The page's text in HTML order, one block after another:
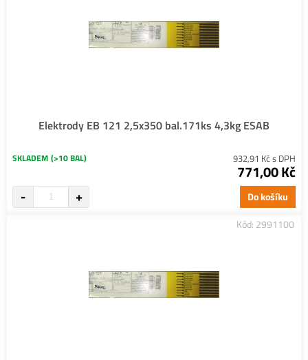
Elektrody EB 121 2,5x350 bal.171ks 4,3kg ESAB
SKLADEM (>10 BAL) 932,91 Kč s DPH
771,00 Kč
Do košíku
Kód: 2991100